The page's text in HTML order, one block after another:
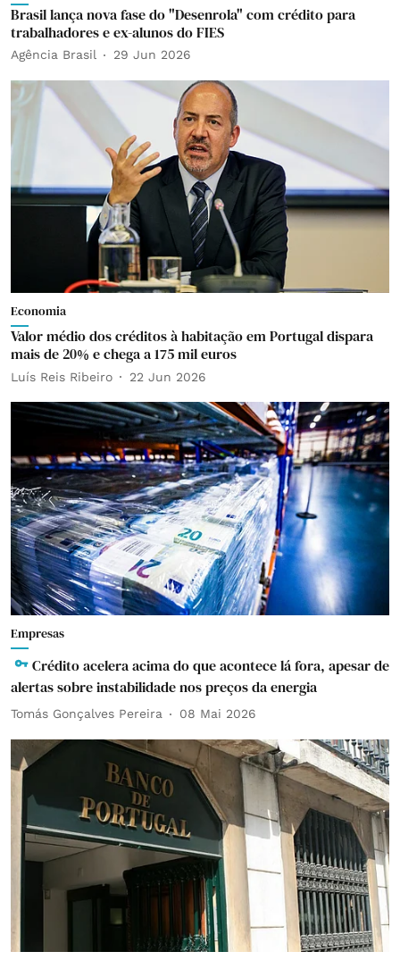
Brasil lança nova fase do "Desenrola" com crédito para
trabalhadores e ex-alunos do FIES
Agência Brasil 29 Jun 2026
Economia
Valor médio dos créditos à habitação em Portugal dispara
mais de 20% e chega a 175 mil euros
Luís Reis Ribeiro 22 Jun 2026
Empresas
Crédito acelera acima do que acontece lá fora, apesar de
alertas sobre instabilidade nos preços da energia
Tomás Gonçalves Pereira 08 Mai 2026